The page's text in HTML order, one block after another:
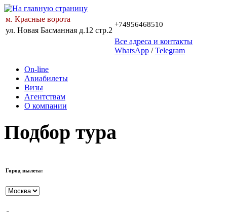
м. Красные ворота
+74956468510
ул. Новая Басманная д.12 стр.2
Все адреса и контакты
WhatsApp /Telegram
On-line
Авиабилеты
Визы
Агентствам
О компании
Подбор тура
Город вылета: